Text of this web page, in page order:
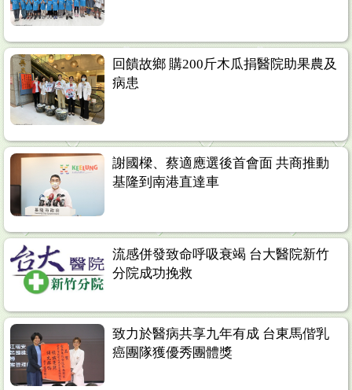
回饋故鄉 購200斤木瓜捐醫院助果農及
病患
謝國樑、蔡適應選後首會面 共商推動
基隆到南港直達車
流感併發致命呼吸衰竭 台大醫院新竹
分院成功挽救
致力於醫病共享九年有成 台東馬偕乳
癌團隊獲優秀團體獎